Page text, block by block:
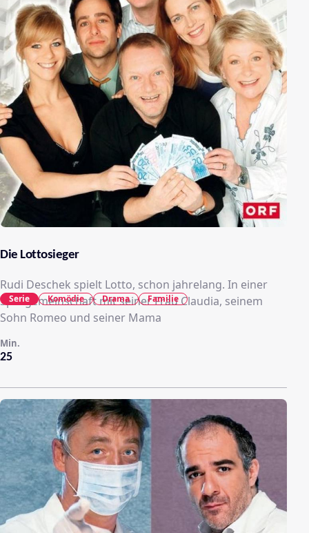
Die Lottosieger
Rudi Deschek spielt Lotto, schon jahrelang. In einer
Spielgemeinschaft mit seiner Frau Claudia, seinem
Sohn Romeo und seiner Mama
25
Min.
Serie Komödie Drama Familie